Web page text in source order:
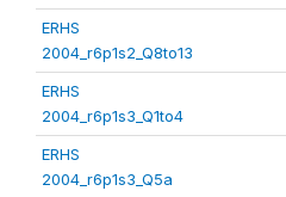
ERHS
2004_r6p1s2_Q8to13
ERHS
2004_r6p1s3_Q1to4
ERHS
2004_r6p1s3_Q5a